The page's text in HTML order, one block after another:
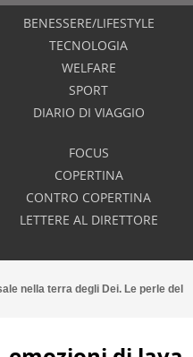
BENESSERE/LIFESTYLE
TECNOLOGIA
WELFARE
SPORT
DIARIO DI VIAGGIO
FOCUS
COPERTINA
CONTRO COPERTINA
LETTERE AL DIRETTORE
nella terra degli Dei. Le perle del